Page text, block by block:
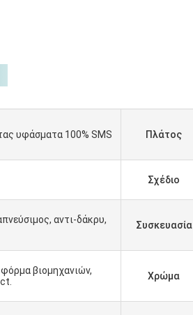
υφάσματα 100% SMS Πλάτος
Σχέδιο
αντι-δάκρυ,
Συσκευασία
βιομηχανιών,
Χρώμα